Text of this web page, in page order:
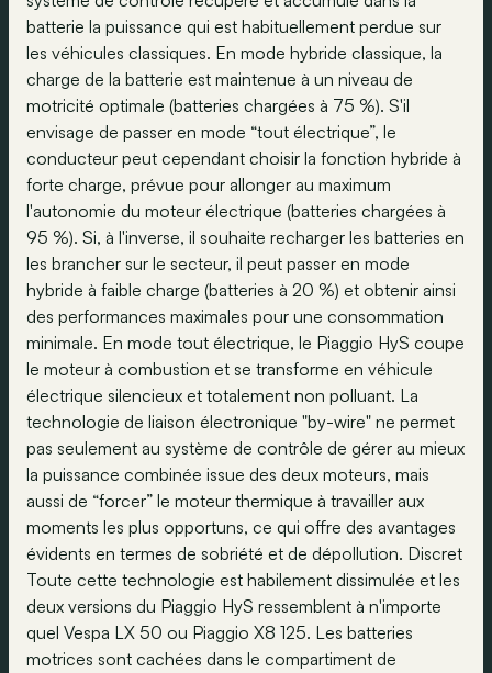
batterie la puissance qui est habituellement perdue sur
les véhicules classiques. En mode hybride classique, la
charge de la batterie est maintenue à un niveau de
motricité optimale (batteries chargées à 75 %). S'il
envisage de passer en mode “tout électrique”, le
conducteur peut cependant choisir la fonction hybride à
forte charge, prévue pour allonger au maximum
l'autonomie du moteur électrique (batteries chargées à
95 %). Si, à l'inverse, il souhaite recharger les batteries en
les brancher sur le secteur, il peut passer en mode
hybride à faible charge (batteries à 20 %) et obtenir ainsi
des performances maximales pour une consommation
minimale. En mode tout électrique, le Piaggio HyS coupe
le moteur à combustion et se transforme en véhicule
électrique silencieux et totalement non polluant. La
technologie de liaison électronique "by-wire" ne permet
pas seulement au système de contrôle de gérer au mieux
la puissance combinée issue des deux moteurs, mais
aussi de “forcer” le moteur thermique à travailler aux
moments les plus opportuns, ce qui offre des avantages
évidents en termes de sobriété et de dépollution. Discret
Toute cette technologie est habilement dissimulée et les
deux versions du Piaggio HyS ressemblent à n'importe
quel Vespa LX 50 ou Piaggio X8 125. Les batteries
motrices sont cachées dans le compartiment de